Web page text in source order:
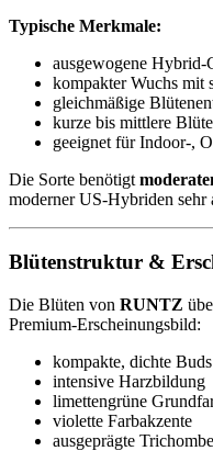
Typische Merkmale:
ausgewogene
kompakter Wuchs mit
gleichmäßige
kurze bis mittlere
geeignet für Indoor-,
Die Sorte benötigt
moderner US-Hybriden sehr
Blütenstruktur &
Die Blüten von RUNTZ
Premium-Erscheinungsbild:
kompakte, dichte Buds
intensive Harzbildung
limettengrüne
violette Farbakzente
ausgeprägte